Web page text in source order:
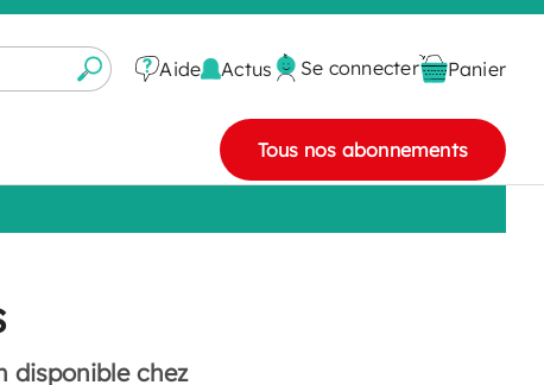
Aide Actus Se connecter Panier
Tous nos abonnements
disponible chez